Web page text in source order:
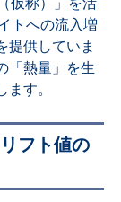
トへの流入増
提供していま
「熱量」を生
す。
フト値の